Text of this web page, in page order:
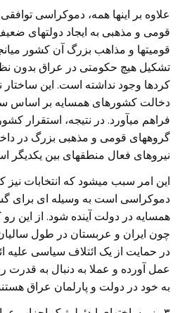
علاوه بر اینها همه، دموکراسی
قومی و مذهبی به ایجاد دولتهای
قومیتها و مذاهب بزرگ آن کشور
تشکیل هیچ حکومتی در عراق بدون
کردها وجود نداشته است. این
دخالت کشورهای همسایه بر اساس
فراهم میآورد. در نتیجه، استقرار
گروههای قومی و مذهبی بزرگ در
نیروهای فعال منطقهای بین یکدیگر
این امر سبب میشود که انتخابات نیز
دموکراسی است به وسیله ای برای
همسایه در دولت آینده شود. از این
چون ایران و عربستان در طول
در حمایت از یک ائتلاف سیاسی علیه
عمل آورده و عملا به دنبال به قدرت
به خود در دولت و پارلمان عراق